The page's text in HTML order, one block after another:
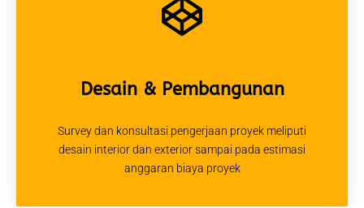
Desain & Pembangunan
Survey dan konsultasi pengerjaan proyek meliputi
desain interior dan exterior sampai pada estimasi
anggaran biaya proyek